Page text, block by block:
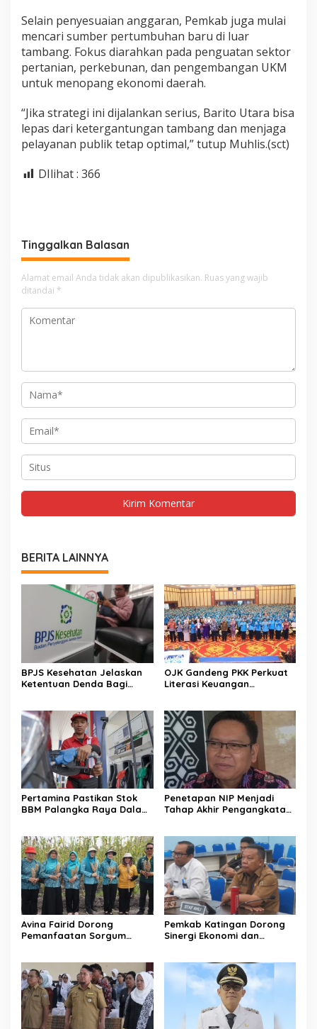
Selain penyesuaian anggaran, Pemkab juga mulai
mencari sumber pertumbuhan baru di luar
tambang. Fokus diarahkan pada penguatan sektor
pertanian, perkebunan, dan pengembangan UKM
untuk menopang ekonomi daerah.
“Jika strategi ini dijalankan serius, Barito Utara bisa
lepas dari ketergantungan tambang dan menjaga
pelayanan publik tetap optimal,” tutup Muhlis.(sct)
DIlihat : 366
Tinggalkan Balasan
Alamat email Anda tidak akan dipublikasikan. Ruas yang wajib
ditandai *
BERITA LAINNYA
BPJS Kesehatan Jelaskan
Ketentuan Denda Bagi
OJK Gandeng PKK Perkuat
Literasi Keuangan
Pertamina Pastikan Stok
BBM Palangka Raya Dalam
Penetapan NIP Menjadi
Tahap Akhir Pengangkatan
Avina Fairid Dorong
Pemanfaatan Sorgum
Pemkab Katingan Dorong
Sinergi Ekonomi dan